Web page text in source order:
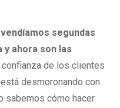
segundas
y ahora son las
confianza de los clientes
desmoronando con
sabemos cómo hacer